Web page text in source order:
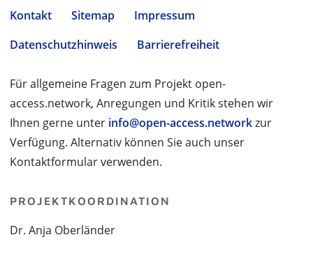
Kontakt Sitemap
Impressum
Datenschutzhinweis
Barrierefreiheit
Für allgemeine Fragen zum Projekt open-
access.network, Anregungen und Kritik stehen wir
Ihnen gerne unter info@open-access.networkzur
Verfügung. Alternativ können Sie auch unser
Kontaktformular verwenden.
PROJEKTKOORDINATION
Dr. Anja Oberländer